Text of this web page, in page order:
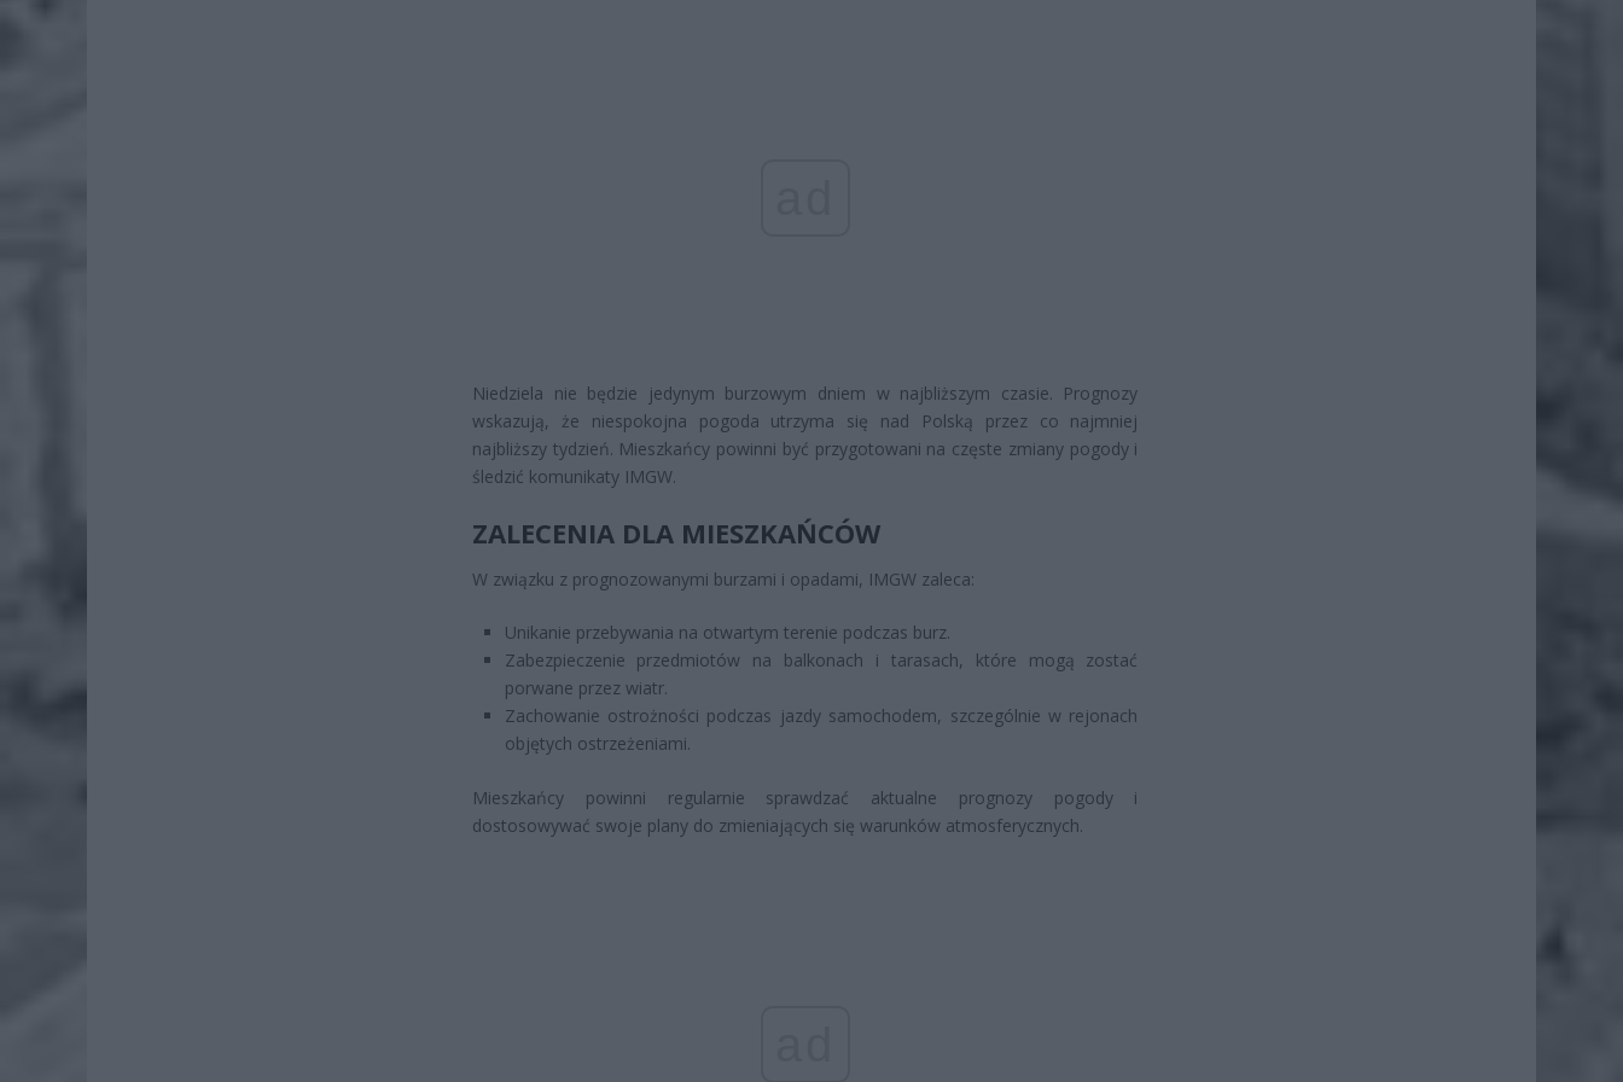
Niedziela nie będzie jedynym burzowym dniem w najbliższym czasie. Prognozy
wskazują, że niespokojna pogoda utrzyma się nad Polską przez co najmniej
najbliższy tydzień. Mieszkańcy powinni być przygotowani na częste zmiany pogody i
śledzić komunikaty IMGW.
ZALECENIA DLA MIESZKAŃCÓW
W związku z prognozowanymi burzami i opadami, IMGW zaleca:
Unikanie przebywania na otwartym terenie podczas burz.
Zabezpieczenie przedmiotów na balkonach i tarasach, które mogą zostać
porwane przez wiatr.
Zachowanie ostrożności podczas jazdy samochodem, szczególnie w rejonach
objętych ostrzeżeniami.
Mieszkańcy powinni regularnie sprawdzać aktualne prognozy pogody i
dostosowywać swoje plany do zmieniających się warunków atmosferycznych.